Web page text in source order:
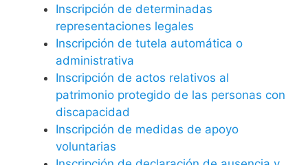
Inscripción de determinadas
representaciones legales
Inscripción de tutela automática o
administrativa
Inscripción de actos relativos al
patrimonio protegido de las personas con
discapacidad
Inscripción de medidas de apoyo
voluntarias